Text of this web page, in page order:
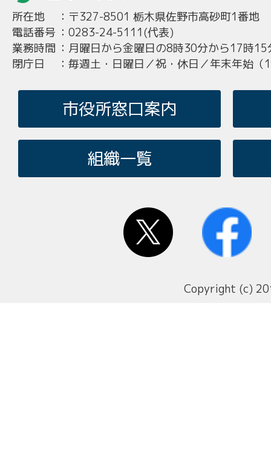
所在地 ： 〒327-8501 栃木県佐野市高砂町1番地
電話番号 ： 0283-24-5111(代表)
業務時間 ： 月曜日から金曜日の8時30分から17時15
閉庁日
： 毎週土・日曜日／祝・休日／年末年始
市役所窓口案内
組織一覧
Copyright (c)